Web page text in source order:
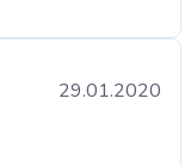
29.01.2020